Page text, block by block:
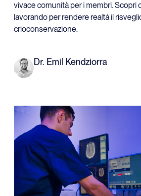
vivace comunità per i membri. Scopri
lavorando per rendere realtà il
crioconservazione.
Dr. Emil Kendziorra